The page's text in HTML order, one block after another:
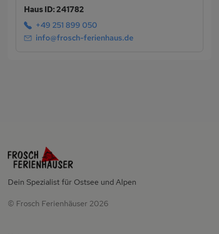
Haus ID: 241782
+49 251 899 050
info@frosch-ferienhaus.de
Dein Spezialist für Ostsee und Alpen
© Frosch Ferienhäuser 2026